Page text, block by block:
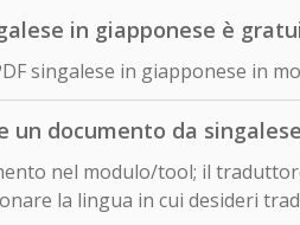
in giapponese è
singalese in giapponese in
un documento da
nel modulo/tool; il
la lingua in cui desideri